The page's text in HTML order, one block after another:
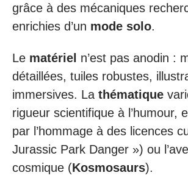
grâce à des mécaniques
enrichies d’un mode solo.
Le matériel n’est pas anodin :
détaillées, tuiles robustes,
immersives. La thématique
rigueur scientifique à l’humour,
par l’hommage à des licences
Jurassic Park Danger ») ou
cosmique (Kosmosaurs).